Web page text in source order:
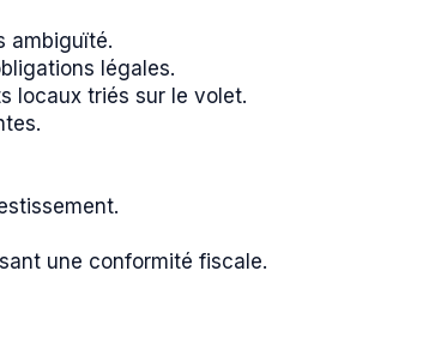
ambiguïté.
légales.
locaux triés sur le volet.
une conformité fiscale.